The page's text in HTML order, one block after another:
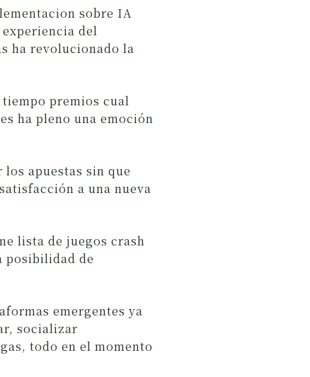
sobre IA
del
ha revolucionado la
premios cual
ha pleno una emoción
apuestas sin que
a una nueva
lista de juegos crash
posibilidad de
emergentes ya
socializar
todo en el momento